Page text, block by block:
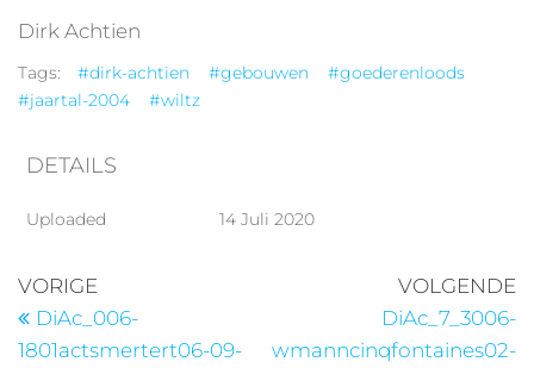
Dirk Achtien
Tags: #dirk-achtien #gebouwen
#goederenloods
#jaartal-2004
#wiltz
DETAILS
Uploaded 14 Juli 2020
VORIGE
DiAc_006-
1801actsmertert06-09-
VOLGENDE
DiAc_7_3006-
wmanncinqfontaines02-